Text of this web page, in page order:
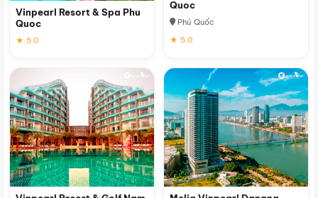
Vinpearl Resort & Spa Phu
Quoc
★ 5.0
Quoc
Phú Quốc
★ 5.0